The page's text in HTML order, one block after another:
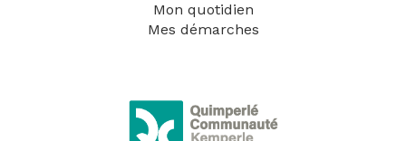
Mon quotidien
Mes démarches